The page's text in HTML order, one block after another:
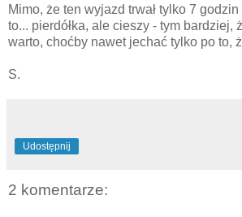
Mimo, że ten wyjazd trwał tylko 7
to... pierdółka, ale cieszy - tym bardziej,
warto, choćby nawet jechać tylko po to,
S.
Udostępnij
2 komentarze: